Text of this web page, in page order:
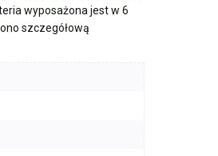
wyposażona jest w 6
szczegółową